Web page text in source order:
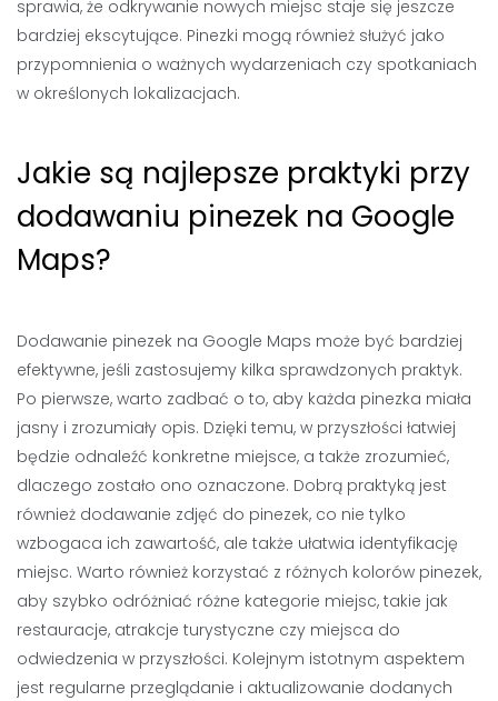
sprawia, że odkrywanie nowych miejsc staje się jeszcze
bardziej ekscytujące. Pinezki mogą również służyć jako
przypomnienia o ważnych wydarzeniach czy spotkaniach
w określonych lokalizacjach.
Jakie są najlepsze praktyki przy
dodawaniu pinezek na Google
Maps?
Dodawanie pinezek na Google Maps może być bardziej
efektywne, jeśli zastosujemy kilka sprawdzonych praktyk.
Po pierwsze, warto zadbać o to, aby każda pinezka miała
jasny i zrozumiały opis. Dzięki temu, w przyszłości łatwiej
będzie odnaleźć konkretne miejsce, a także zrozumieć,
dlaczego zostało ono oznaczone. Dobrą praktyką jest
również dodawanie zdjęć do pinezek, co nie tylko
wzbogaca ich zawartość, ale także ułatwia identyfikację
miejsc. Warto również korzystać z różnych kolorów pinezek,
aby szybko odróżniać różne kategorie miejsc, takie jak
restauracje, atrakcje turystyczne czy miejsca do
odwiedzenia w przyszłości. Kolejnym istotnym aspektem
jest regularne przeglądanie i aktualizowanie dodanych